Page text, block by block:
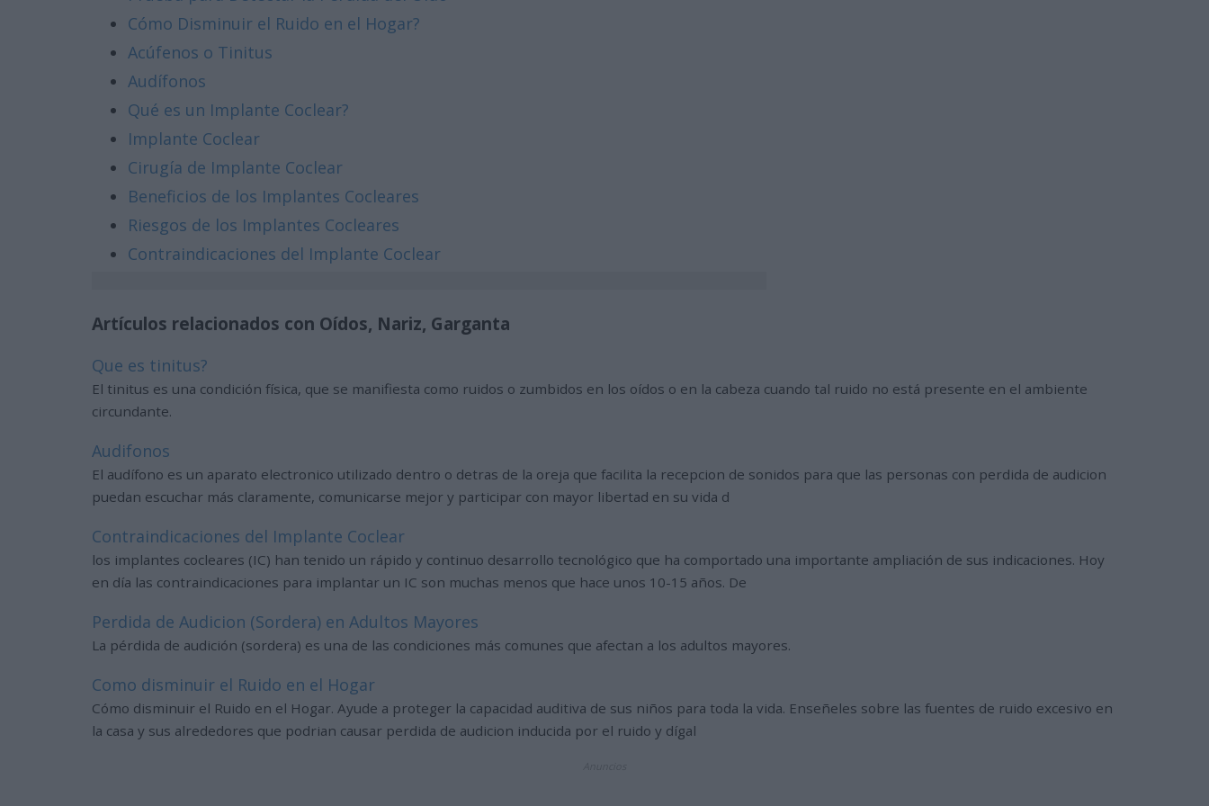
Cómo Disminuir el Ruido en el Hogar?
Acúfenos o Tinitus
Audífonos
Qué es un Implante Coclear?
Implante Coclear
Cirugía de Implante Coclear
Beneficios de los Implantes Cocleares
Riesgos de los Implantes Cocleares
Contraindicaciones del Implante Coclear
Artículos relacionados con Oídos, Nariz, Garganta
Que es tinitus?
El tinitus es una condición física, que se manifiesta como ruidos o zumbidos en los oídos o en la cabeza cuando tal ruido no está presente en el ambiente
circundante.
Audifonos
El audífono es un aparato electronico utilizado dentro o detras de la oreja que facilita la recepcion de sonidos para que las personas con perdida de audicion
puedan escuchar más claramente, comunicarse mejor y participar con mayor libertad en su vida d
Contraindicaciones del Implante Coclear
los implantes cocleares (IC) han tenido un rápido y continuo desarrollo tecnológico que ha comportado una importante ampliación de sus indicaciones. Hoy
en día las contraindicaciones para implantar un IC son muchas menos que hace unos 10-15 años. De
Perdida de Audicion (Sordera) en Adultos Mayores
La pérdida de audición (sordera) es una de las condiciones más comunes que afectan a los adultos mayores.
Como disminuir el Ruido en el Hogar
Cómo disminuir el Ruido en el Hogar. Ayude a proteger la capacidad auditiva de sus niños para toda la vida. Enseñeles sobre las fuentes de ruido excesivo en
la casa y sus alrededores que podrian causar perdida de audicion inducida por el ruido y dígal